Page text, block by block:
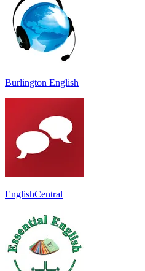
Burlington English
EnglishCentral